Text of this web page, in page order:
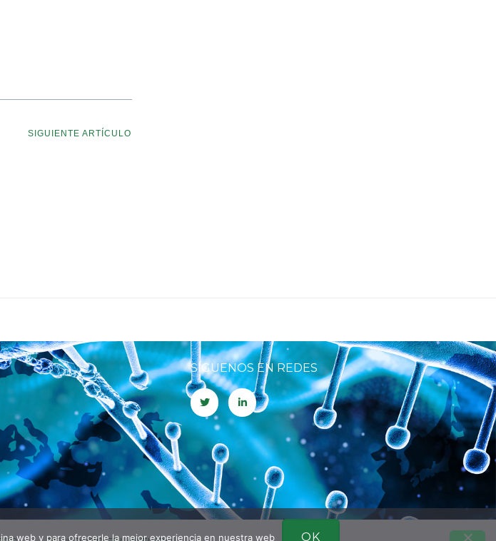
SIGUIENTE ARTÍCULO
SÍGUENOS EN REDES
web y para ofrecerle la mejor experiencia en nuestra web OK